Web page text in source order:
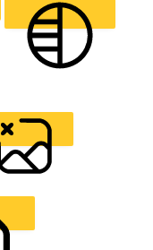
TEXT
IMAGES